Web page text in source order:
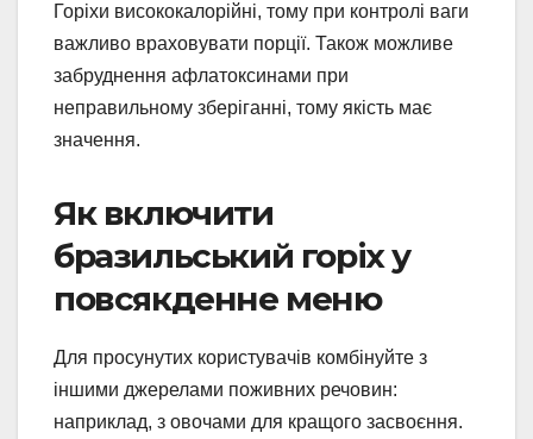
Горіхи висококалорійні, тому при контролі ваги
важливо враховувати порції. Також можливе
забруднення афлатоксинами при
неправильному зберіганні, тому якість має
значення.
Як включити
бразильський горіх у
повсякденне меню
Для просунутих користувачів комбінуйте з
іншими джерелами поживних речовин:
наприклад, з овочами для кращого засвоєння.